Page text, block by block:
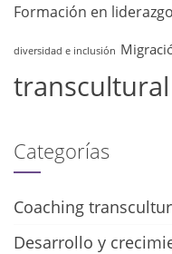
Formación en
diversidad e inclusión
transcultural
Categorías
Coaching
Desarrollo y